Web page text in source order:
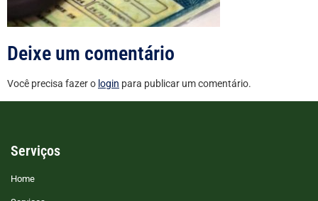
Deixe um comentário
Você precisa fazer o login para publicar um comentário.
Serviços
Home